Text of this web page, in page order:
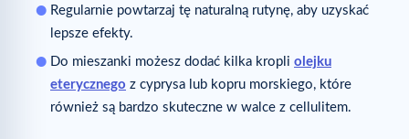
Regularnie powtarzaj tę naturalną rutynę, aby uzyskać
lepsze efekty.
Do mieszanki możesz dodać kilka kropli olejku
eterycznego z cyprysa lub kopru morskiego, które
również są bardzo skuteczne w walce z cellulitem.